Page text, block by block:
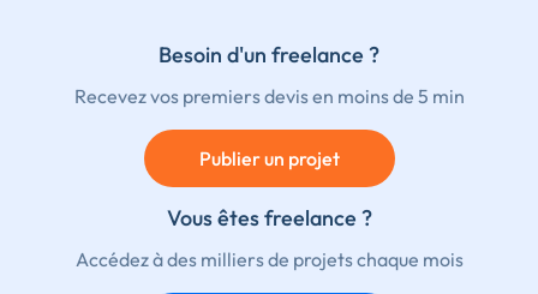
Besoin d'un freelance ?
Recevez vos premiers devis en moins de 5 min
Publier un projet
Vous êtes freelance ?
Accédez à des milliers de projets chaque mois